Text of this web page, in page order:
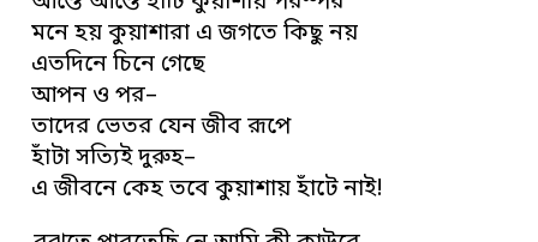
মনে হয় কুয়াশারা এ জগতে কিছু নয়
এতদিনে চিনে গেছে
আপন ও পর–
তাদের ভেতর যেন জীব রূপে
হাঁটা সত্যিই দুরুহ–
এ জীবনে কেহ তবে কুয়াশায় হাঁটে নাই!